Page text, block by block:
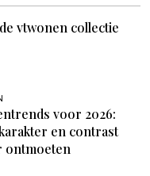
vtwonen collectie
voor 2026:
en contrast
ontmoeten